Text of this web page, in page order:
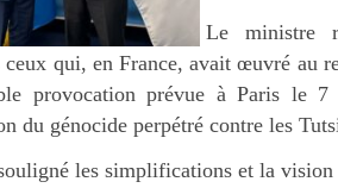
Le ministre
ceux qui, en France, avait œuvré au
provocation prévue à Paris le
du génocide perpétré contre les
les simplifications et la vision